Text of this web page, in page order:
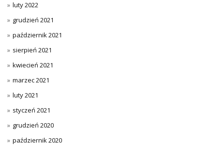
luty 2022
grudzień 2021
październik 2021
sierpień 2021
kwiecień 2021
marzec 2021
luty 2021
styczeń 2021
grudzień 2020
październik 2020